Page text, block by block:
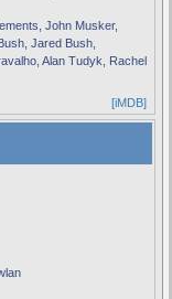
John Musker,
Jared Bush,
Alan Tudyk, Rachel
[iMDB]